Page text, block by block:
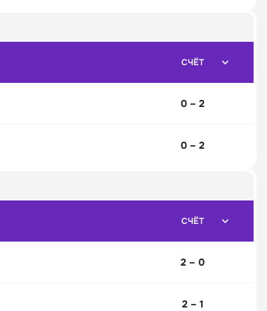
СЧЁТ
0 – 2
0 – 2
СЧЁТ
2 – 0
2 – 1